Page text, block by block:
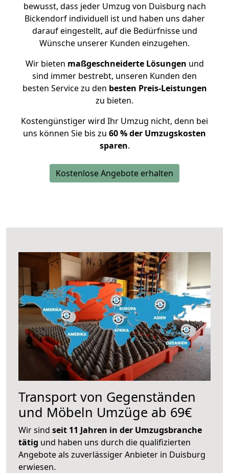
bewusst, dass jeder Umzug von Duisburg nach
Bickendorf individuell ist und haben uns daher
darauf eingestellt, auf die Bedürfnisse und
Wünsche unserer Kunden einzugehen.
Wir bieten maßgeschneiderte Lösungen und
sind immer bestrebt, unseren Kunden den
besten Service zu den besten Preis-Leistungen
zu bieten.
Kostengünstiger wird Ihr Umzug nicht, denn bei
uns können Sie bis zu 60 % der Umzugskosten
sparen.
Kostenlose Angebote erhalten
Transport von Gegenständen
und Möbeln Umzüge ab 69€
Wir sind seit 11 Jahren in der Umzugsbranche
tätig und haben uns durch die qualifizierten
Angebote als zuverlässiger Anbieter in Duisburg
erwiesen.